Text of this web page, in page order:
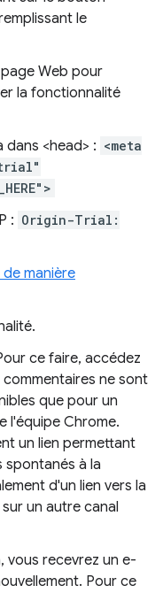
le
Web pour
la fonctionnalité
dans <head> : <meta
: Origin-Trial:
manière
ce faire, accédez
ne sont
que pour un
l'équipe Chrome.
un lien permettant
spontanés à la
d'un lien vers la
un autre canal
vous recevrez un e-
Pour ce